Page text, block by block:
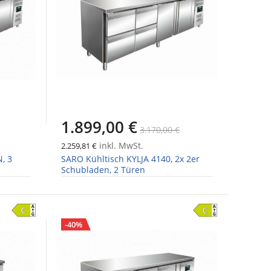
3
1.899,00 € 3.170,00 €
2.259,81 €inkl. MwSt.
SARO Kühltisch KYLJA 4140, 2x 2er
Schubladen, 2 Türen
-40%